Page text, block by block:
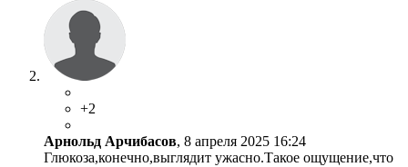
+2
Арнольд Арчибасов, 8 апреля 2025 16:24
Глюкоза,конечно,выглядит ужасно.Такое ощущение,что